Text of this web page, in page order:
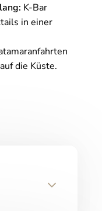
K-Bar
in einer
die Küste.